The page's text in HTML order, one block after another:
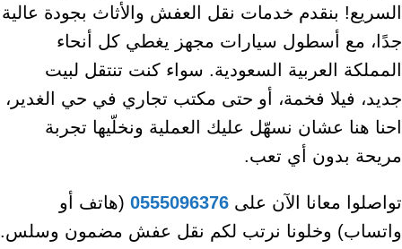
السريع! بنقدم خدمات نقل العفش والأثاث بجودة عالية
جدًا، مع أسطول سيارات مجهز يغطي كل أنحاء
المملكة العربية السعودية. سواء كنت تنتقل لبيت
جديد، فيلا فخمة، أو حتى مكتب تجاري في حي الغدير،
احنا هنا عشان نسهّل عليك العملية ونخلّيها تجربة
مريحة بدون أي تعب.
تواصلوا معانا الآن على 0555096376 (هاتف أو
واتساب) وخلونا نرتب لكم نقل عفش مضمون وسلس.